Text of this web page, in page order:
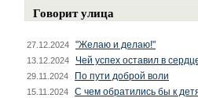
Говорит улица
27.12.2024 "Желаю и делаю!"
13.12.2024 Чей успех оставил в
29.11.2024 По пути доброй воли
15.11.2024 С чем обратились бы к